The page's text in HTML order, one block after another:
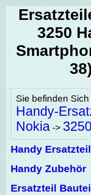
3250
38)
Sie befinden Sich
Handy-
Nokia -> 3250
Handy
Handy Zubehör
Ersatzteil